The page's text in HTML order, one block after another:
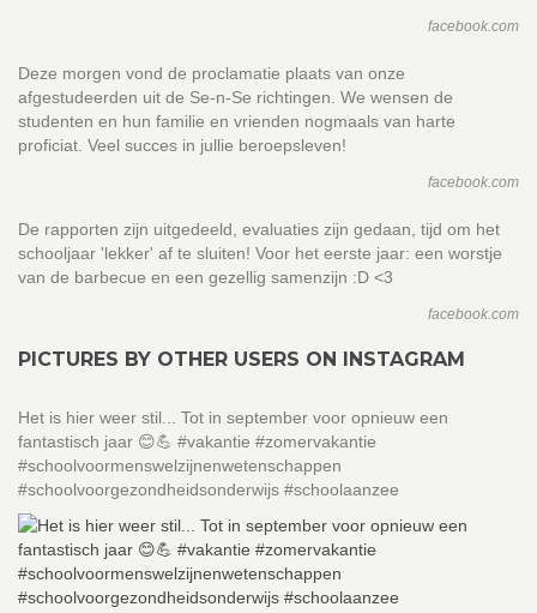
facebook.com
Deze morgen vond de proclamatie plaats van onze
afgestudeerden uit de Se-n-Se richtingen. We wensen de
studenten en hun familie en vrienden nogmaals van harte
proficiat. Veel succes in jullie beroepsleven!
facebook.com
De rapporten zijn uitgedeeld, evaluaties zijn gedaan, tijd om het
schooljaar 'lekker' af te sluiten! Voor het eerste jaar: een worstje
van de barbecue en een gezellig samenzijn :D <3
facebook.com
PICTURES BY OTHER USERS ON INSTAGRAM
Het is hier weer stil... Tot in september voor opnieuw een
fantastisch jaar 😊💪 #vakantie #zomervakantie
#schoolvoormenswelzijnenwetenschappen
#schoolvoorgezondheidsonderwijs #schoolaanzee